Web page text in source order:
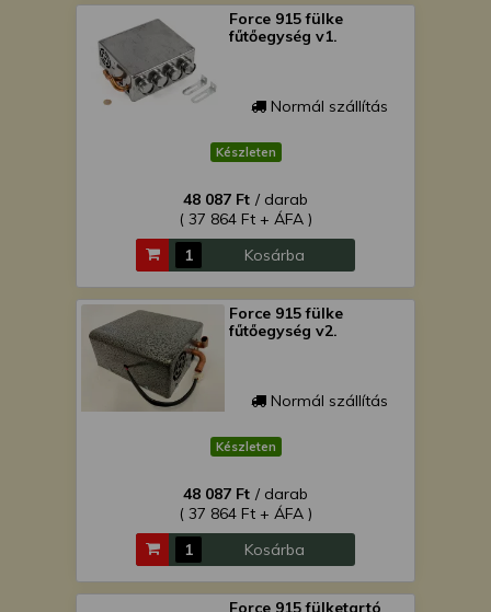
Force 915 fülke
fűtőegység v1.
Normál szállítás
Készleten
48 087 Ft / darab
( 37 864 Ft + ÁFA )
Kosárba
Force 915 fülke
fűtőegység v2.
Normál szállítás
Készleten
48 087 Ft / darab
( 37 864 Ft + ÁFA )
Kosárba
Force 915 fülketartó